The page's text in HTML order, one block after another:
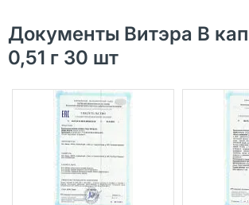
Документы Витэра В
0,51 г 30 шт